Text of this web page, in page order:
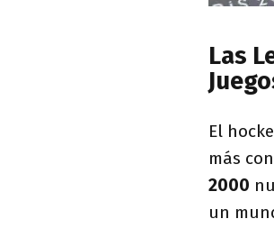
Las
El
más
2000
un